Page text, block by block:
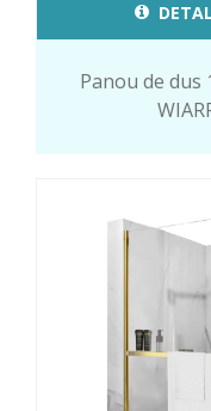
Panou de dus